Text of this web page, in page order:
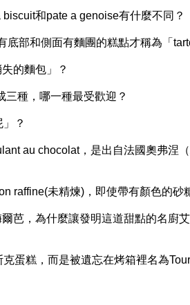
和pate a genoise有什麼不同？
和側面有麵團的糕點才稱為「
的麵包」？
種，哪一種最受歡迎？
？
au chocolat，是出自法國奧弗涅
未精煉)，即使帶有顏色的砂
，為什麼讓發明這道甜點的名廚
糕，而是被遺忘在烤箱裡名為